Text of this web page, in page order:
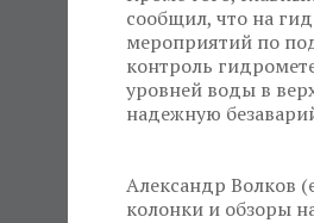
сообщил, что на
мероприятий по
контроль
уровней воды в
надежную
Александр Волков
колонки и обзоры